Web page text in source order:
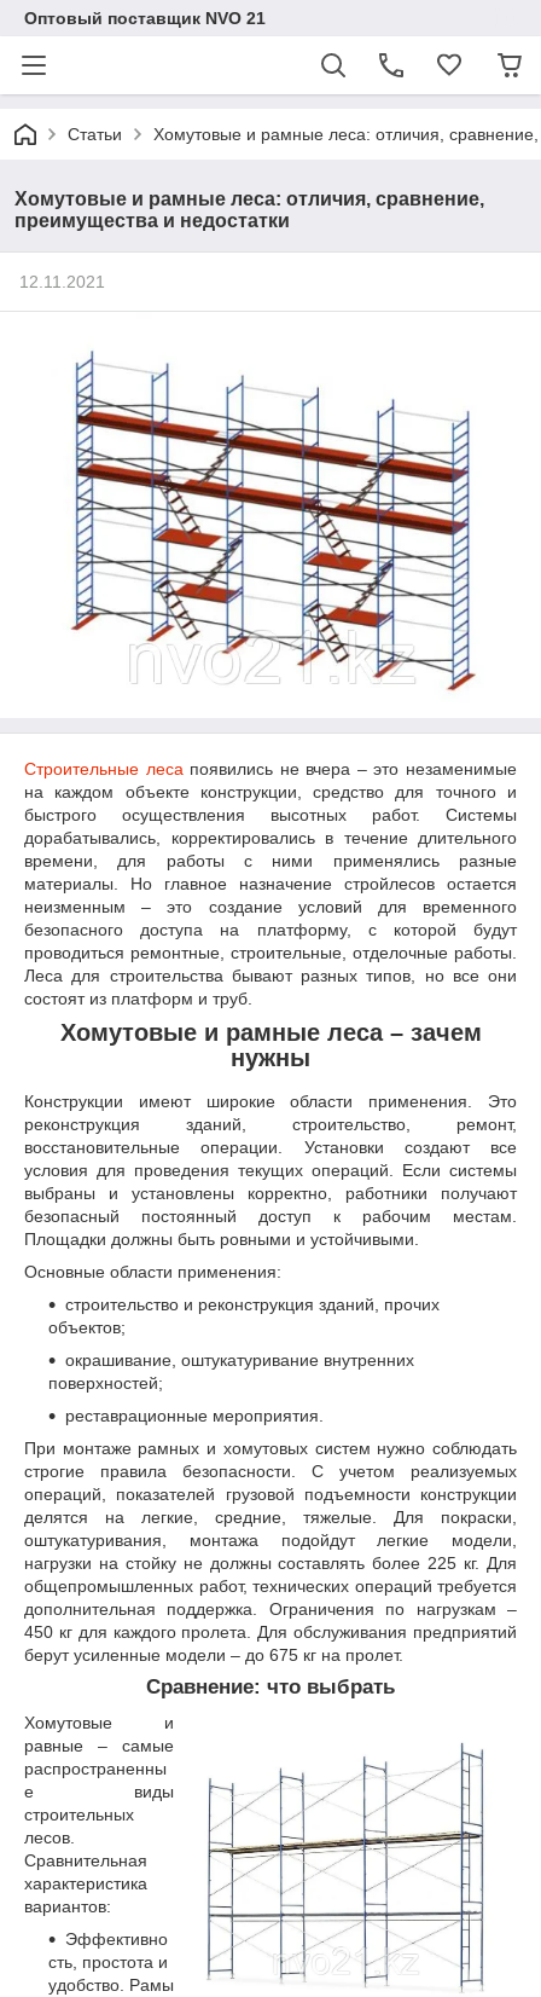
Оптовый поставщик NVO 21
Статьи Хомутовые и рамные леса: отличия,
Хомутовые и рамные леса: отличия, сравнение,
преимущества и недостатки
12.11.2021
Строительные леса появились не вчера – это незаменимые
на каждом объекте конструкции, средство для точного и
быстрого осуществления высотных работ. Системы
дорабатывались, корректировались в течение длительного
времени, для работы с ними применялись разные
материалы. Но главное назначение стройлесов остается
неизменным – это создание условий для временного
безопасного доступа на платформу, с которой будут
проводиться ремонтные, строительные, отделочные работы.
Леса для строительства бывают разных типов, но все они
состоят из платформ и труб.
Хомутовые и рамные леса – зачем
нужны
Конструкции имеют широкие области применения. Это
реконструкция зданий, строительство, ремонт,
восстановительные операции. Установки создают все
условия для проведения текущих операций. Если системы
выбраны и установлены корректно, работники получают
безопасный постоянный доступ к рабочим местам.
Площадки должны быть ровными и устойчивыми.
Основные области применения:
строительство и реконструкция зданий, прочих
объектов;
окрашивание, оштукатуривание внутренних
поверхностей;
реставрационные мероприятия.
При монтаже рамных и хомутовых систем нужно соблюдать
строгие правила безопасности. С учетом реализуемых
операций, показателей грузовой подъемности конструкции
делятся на легкие, средние, тяжелые. Для покраски,
оштукатуривания, монтажа подойдут легкие модели,
нагрузки на стойку не должны составлять более 225 кг. Для
общепромышленных работ, технических операций требуется
дополнительная поддержка. Ограничения по нагрузкам –
450 кг для каждого пролета. Для обслуживания предприятий
берут усиленные модели – до 675 кг на пролет.
Сравнение: что выбрать
Хомутовые и
равные – самые
распространенны
е виды
строительных
лесов.
Сравнительная
характеристика
вариантов:
Эффективно
сть, простота и
удобство. Рамы